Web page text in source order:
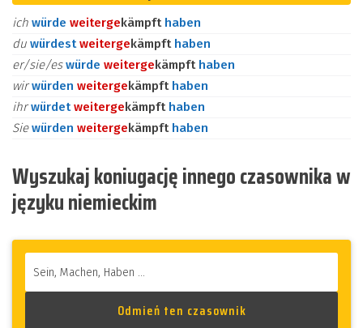
ich würde weitergekämpft haben
du würdestweitergekämpft haben
er/sie/eswürde weitergekämpft haben
wirwürden weitergekämpft haben
ihrwürdetweitergekämpft haben
Siewürden weitergekämpft haben
Wyszukaj koniugację innego czasownika w
języku niemieckim